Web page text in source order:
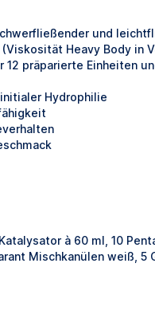
und
Heavy Body in
präparierte Einheiten
Hydrophilie
à 60 ml, 10
Mischkanülen weiß,